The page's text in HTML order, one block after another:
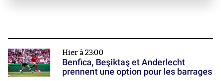
Hier à 23:00
Benfica, Beşiktaş et Anderlecht
prennent une option pour les barrages